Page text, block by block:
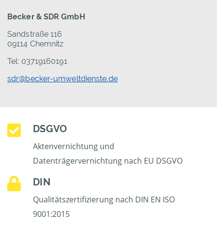
Becker & SDR GmbH
Sandstraße 116
09114 Chemnitz
Tel: 03719160191
sdr@becker-umweltdienste.de
DSGVO
Aktenvernichtung und
Datenträgervernichtung nach EU DSGVO
DIN
Qualitätszertifizierung nach DIN EN ISO
9001:2015